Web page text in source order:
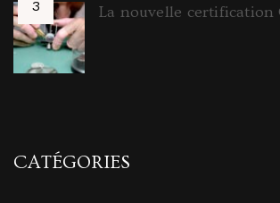
La nouvelle certification
CATÉGORIES